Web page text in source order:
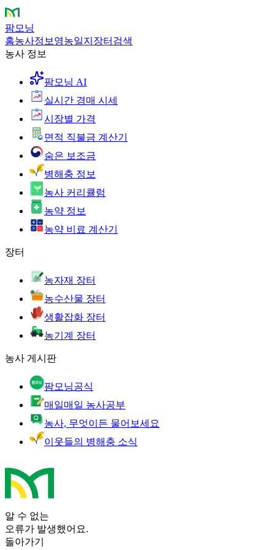
팜모닝
홈농사정보 영농일지 장터 검색
농사 정보
팜모닝 AI
실시간 경매 시세
시장별 가격
면적 직불금 계산기
숨은 보조금
병해충 정보
농사 커리큘럼
농약 정보
농약 비료 계산기
장터
농자재 장터
농수산물 장터
생활잡화 장터
농기계 장터
농사 게시판
팜모닝공식
매일매일 농사공부
농사, 무엇이든 물어보세요
이웃들의 병해충 소식
알 수 없는
오류가 발생했어요.
돌아가기